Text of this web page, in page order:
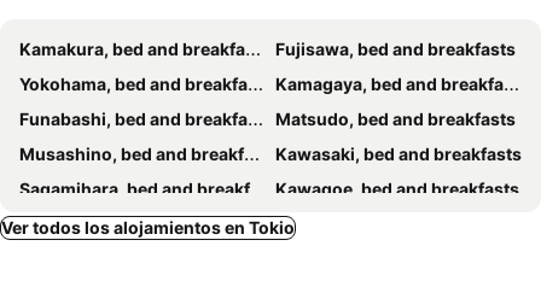
Kamakura, bed and breakfasts
Fujisawa, bed and breakfasts
Yokohama, bed and breakfasts
Kamagaya, bed and breakfasts
Funabashi, bed and breakfasts
Matsudo, bed and breakfasts
Musashino, bed and breakfasts
Kawasaki, bed and breakfasts
Sagamihara, bed and breakfasts
Kawagoe, bed and breakfasts
Urayasu, bed and breakfasts
Chigasaki, bed and breakfasts
Ver todos los alojamientos en Tokio